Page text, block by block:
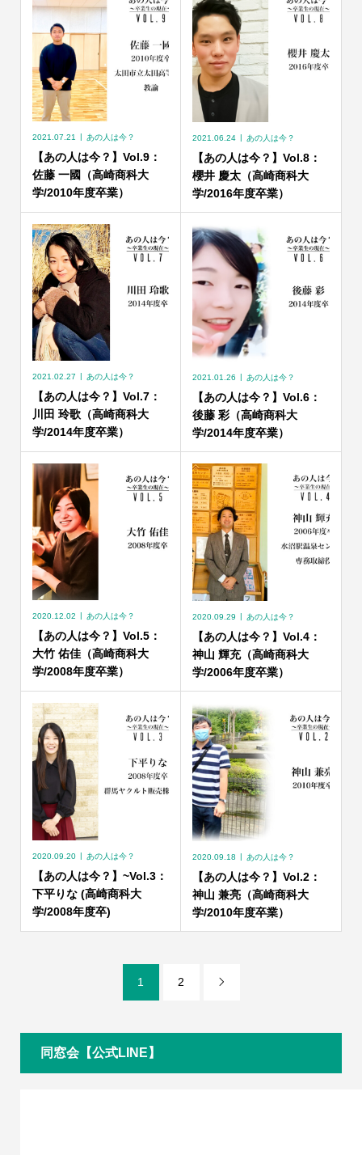
2021.07.21 あの人は今？
【あの人は今？】Vol.9：
佐藤 一國（高崎商科大
学/2010年度卒業）
2021.06.24 あの人は今？
【あの人は今？】Vol.8：
櫻井 慶太（高崎商科大
学/2016年度卒業）
2021.02.27 あの人は今？
【あの人は今？】Vol.7：
川田 玲歌（高崎商科大
学/2014年度卒業）
2021.01.26 あの人は今？
【あの人は今？】Vol.6：
後藤 彩（高崎商科大
学/2014年度卒業）
2020.12.02 あの人は今？
【あの人は今？】Vol.5：
大竹 佑佳（高崎商科大
学/2008年度卒業）
2020.09.29 あの人は今？
【あの人は今？】Vol.4：
神山 輝充（高崎商科大
学/2006年度卒業）
2020.09.20 あの人は今？
【あの人は今？】~Vol.3：
下平りな (高崎商科大
学/2008年度卒)
2020.09.18 あの人は今？
【あの人は今？】Vol.2：
神山 兼亮（高崎商科大
学/2010年度卒業）
1 2 
同窓会【公式LINE】